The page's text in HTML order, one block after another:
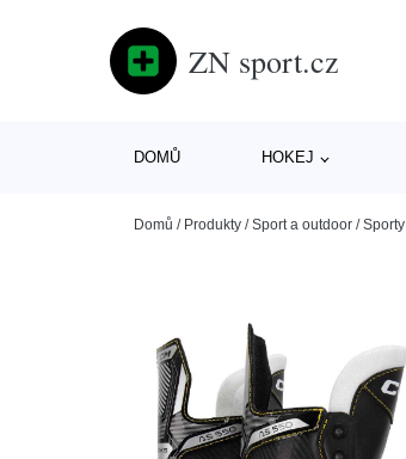
ZN sport.cz
DOMŮ HOKEJ
Domů / Produkty /Sport a outdoor /Sporty